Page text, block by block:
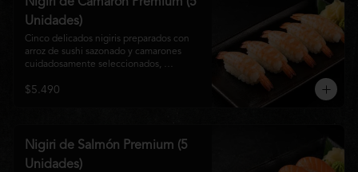
Unidades)
Cinco delicados nigiris preparados con
arroz de sushi sazonado y camarones
cuidadosamente seleccionados,
Su textura suave, frescura y sabor natural
$5.490
Nigiri de Salmón Premium (5
Unidades)